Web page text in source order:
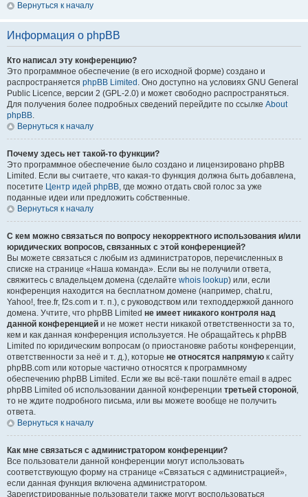
Вернуться к началу
Информация о phpBB
Кто написал эту конференцию?
Это программное обеспечение (в его исходной форме) создано и
распространяется phpBB Limited . Оно доступно на условиях GNU General
Public Licence, версии 2 (GPL-2.0) и может свободно распространяться.
Для получения более подробных сведений перейдите по ссылке About
phpBB.
Вернуться к началу
Почему здесь нет такой-то функции?
Это программное обеспечение было создано и лицензировано phpBB
Limited. Если вы считаете, что какая-то функция должна быть добавлена,
посетите Центр идей phpBB, где можно отдать свой голос за уже
поданные идеи или предложить собственные.
Вернуться к началу
С кем можно связаться по вопросу некорректного использования и/или
юридических вопросов, связанных с этой конференцией?
Вы можете связаться с любым из администраторов, перечисленных в
списке на странице «Наша команда». Если вы не получили ответа,
свяжитесь с владельцем домена (сделайте whois lookup) или, если
конференция находится на бесплатном домене (например, chat.ru,
Yahoo!, free.fr, f2s.com и т. п.), с руководством или техподдержкой данного
домена. Учтите, что phpBB Limited не имеет никакого контроля над
данной конференцией и не может нести никакой ответственности за то,
кем и как данная конференция используется. Не обращайтесь к phpBB
Limited по юридическим вопросам (о приостановке работы конференции,
ответственности за неё и т. д.), которые не относятся напрямую к сайту
phpBB.com или которые частично относятся к программному
обеспечению phpBB Limited. Если же вы всё-таки пошлёте email в адрес
phpBB Limited об использовании данной конференции третьей стороной,
то не ждите подробного письма, или вы можете вообще не получить
ответа.
Вернуться к началу
Как мне связаться с администратором конференции?
Все пользователи данной конференции могут использовать
соответствующую форму на странице «Связаться с администрацией»,
если данная функция включена администратором.
Зарегистрированные пользователи также могут воспользоваться